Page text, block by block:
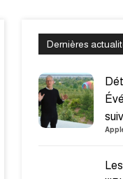
Dernières